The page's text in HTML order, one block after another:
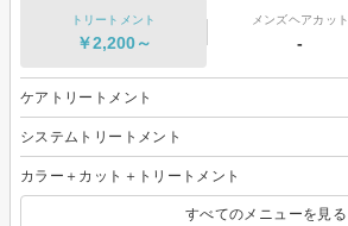
トリートメント
￥2,200～
メンズヘアカット
-
ケアトリートメント
システムトリートメント
カラー＋カット＋トリートメント
すべてのメニューを見る